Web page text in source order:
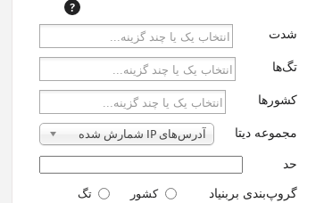
?
شدت
تگ‌ها
کشورها
مجموعه دیتا آدرس‌های IP شمارش شده
حد
گروپ‌‌بندی بربنیاد
کشور تگ